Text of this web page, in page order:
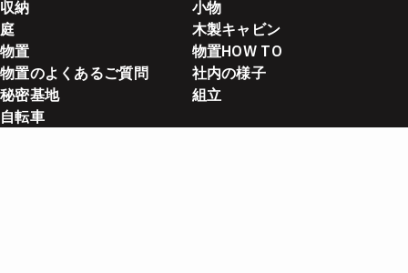
収納
小物
庭
木製キャビン
物置
物置HOW TO
物置のよくあるご質問
社内の様子
秘密基地
組立
自転車